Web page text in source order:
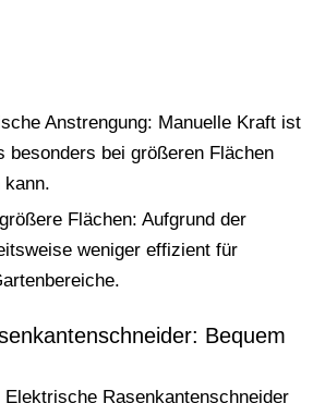
Anstrengung: Manuelle Kraft ist
besonders bei größeren Flächen
kann.
Flächen: Aufgrund der
weniger effizient für
Bequem
Elektrische Rasenkantenschneider